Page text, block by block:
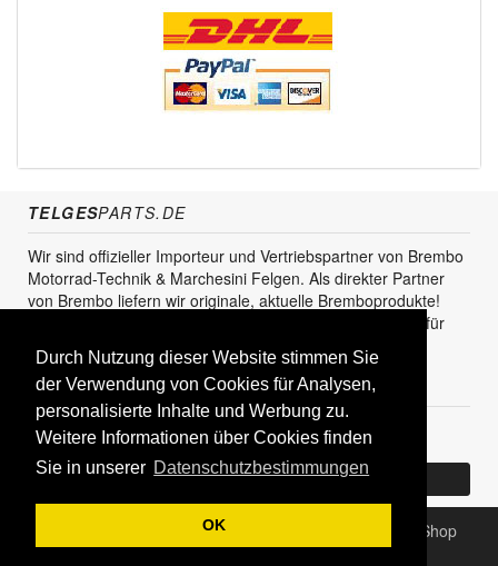
Durch Nutzung dieser Website stimmen Sie
der Verwendung von Cookies für Analysen,
personalisierte Inhalte und Werbung zu.
Weitere Informationen über Cookies finden
Sie in unserer Datenschutzbestimmungen
OK
TELGESPARTS.DE
Wir sind offizieller Importeur und Vertriebspartner von Brembo
Motorrad-Technik & Marchesini Felgen. Als direkter Partner
von Brembo liefern wir originale, aktuelle Bremboprodukte!
Unser Service steht sowohl für den Endkunden als auch für
KUNDENBEREICH
Registrieren
Bereits Kunde? Log In
TELGESparts.de - Bremsen Online Shop